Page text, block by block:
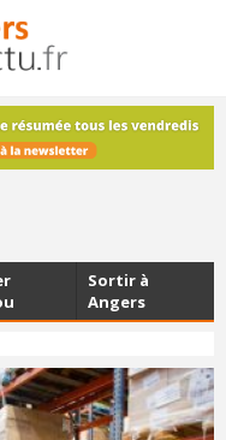
vendredi dans
Sortir à
Angers